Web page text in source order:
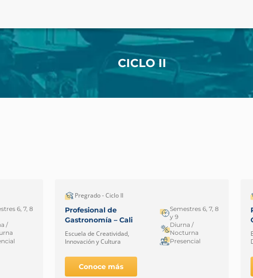
CICLO II
6, 7, 8
/
Pregrado - Ciclo II
Profesional de
Gastronomía – Cali
Escuela de Creatividad,
Innovación y Cultura
Semestres 6, 7, 8
y 9
Diurna /
Nocturna
Presencial
Conoce más